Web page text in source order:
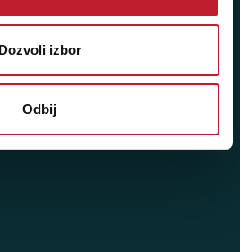
Dozvoli izbor
Odbij